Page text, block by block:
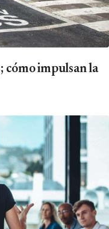
cómo impulsan la